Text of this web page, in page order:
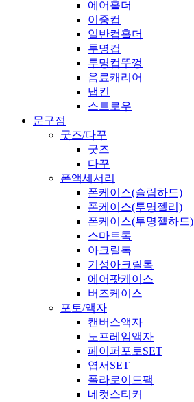
에어홀더
이중컵
일반컵홀더
투명컵
투명컵뚜껑
음료캐리어
냅킨
스트로우
문구점
굿즈/다꾸
굿즈
다꾸
폰액세서리
폰케이스(슬림하드)
폰케이스(투명젤리)
폰케이스(투명젤하드)
스마트톡
아크릴톡
기성아크릴톡
에어팟케이스
버즈케이스
포토/액자
캔버스액자
노프레임액자
페이퍼포토SET
엽서SET
폴라로이드팩
네컷스티커